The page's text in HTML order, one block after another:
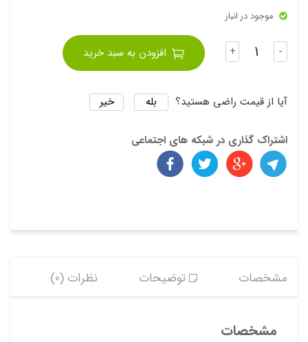
موجود در انبار
- تعداد + افزودن به سبد خرید
آیا از قیمت راضی هستید؟ بله خیر
اشتراک گذاری در شبکه های اجتماعی
مشخصات توضیحات نظرات (0)
مشخصات